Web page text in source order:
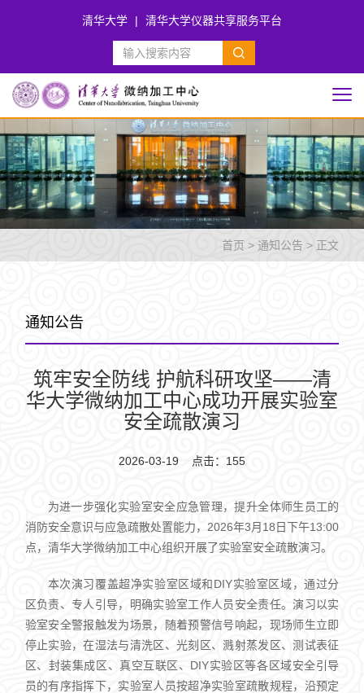
清华大学 | 清华大学仪器共享服务平台
首页 >通知公告 > 正文
通知公告
筑牢安全防线 护航科研攻坚——清
华大学微纳加工中心成功开展实验室
安全疏散演习
2026-03-19 点击： 155
为进一步强化实验室安全应急管理，提升全体师生员工的
消防安全意识与应急疏散处置能力，2026年3月18日下午13:00
点，清华大学微纳加工中心组织开展了实验室安全疏散演习。
本次演习覆盖超净实验室区域和DIY实验室区域，通过分
区负责、专人引导，明确实验室工作人员安全责任。演习以实
验室安全警报触发为场景，随着预警信号响起，现场师生立即
停止实验，在湿法与清洗区、光刻区、溅射蒸发区、测试表征
区、封装集成区、真空互联区、DIY实验区等各区域安全引导
员的有序指挥下，实验室人员按超净实验室疏散规程，沿预定